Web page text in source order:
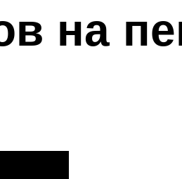
на